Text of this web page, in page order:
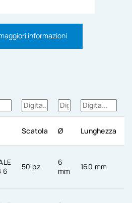
informazioni
Scatola Ø Lunghezza
6
50 pz
6
mm
160 mm